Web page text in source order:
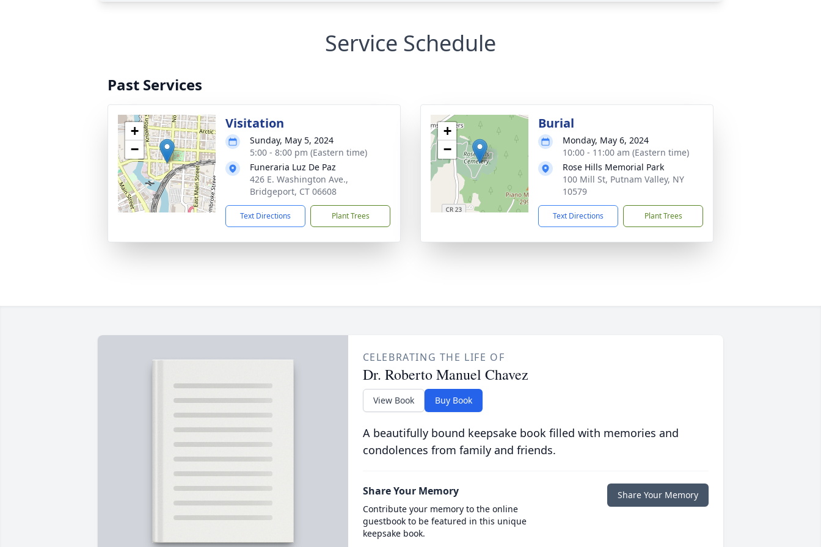
Service Schedule
Past Services
+
−
Visitation
Sunday, May 5, 2024
5:00 - 8:00 pm (Eastern time)
Funeraria Luz De Paz
426 E. Washington Ave.,
Bridgeport, CT 06608
Text Directions Plant Trees
+
−
Burial
Monday, May 6, 2024
10:00 - 11:00 am (Eastern time)
Rose Hills Memorial Park
100 Mill St, Putnam Valley, NY
10579
Text Directions Plant Trees
CELEBRATING THE LIFE OF
Dr. Roberto Manuel Chavez
View Book Buy Book
A beautifully bound keepsake book filled with memories and
condolences from family and friends.
Share Your Memory
Contribute your memory to the online
guestbook to be featured in this unique
keepsake book.
Share Your Memory